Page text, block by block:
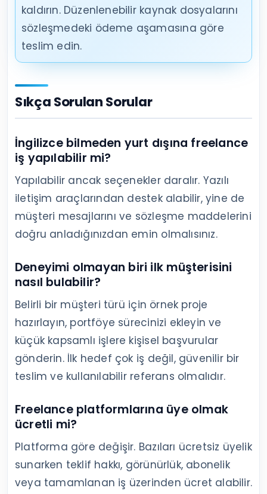
kaldırın. Düzenlenebilir kaynak dosyalarını
sözleşmedeki ödeme aşamasına göre
teslim edin.
Sıkça Sorulan Sorular
İngilizce bilmeden yurt dışına freelance
iş yapılabilir mi?
Yapılabilir ancak seçenekler daralır. Yazılı
iletişim araçlarından destek alabilir, yine de
müşteri mesajlarını ve sözleşme maddelerini
doğru anladığınızdan emin olmalısınız.
Deneyimi olmayan biri ilk müşterisini
nasıl bulabilir?
Belirli bir müşteri türü için örnek proje
hazırlayın, portföye sürecinizi ekleyin ve
küçük kapsamlı işlere kişisel başvurular
gönderin. İlk hedef çok iş değil, güvenilir bir
teslim ve kullanılabilir referans olmalıdır.
Freelance platformlarına üye olmak
ücretli mi?
Platforma göre değişir. Bazıları ücretsiz üyelik
sunarken teklif hakkı, görünürlük, abonelik
veya tamamlanan iş üzerinden ücret alabilir.